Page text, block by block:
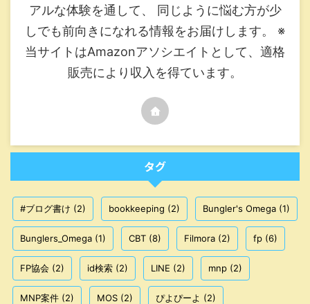
アルな体験を通して、 同じように悩む方が少
しでも前向きになれる情報をお届けします。 ※
当サイトはAmazonアソシエイトとして、適格
販売により収入を得ています。
タグ
#ブログ書け (2) bookkeeping (2) Bungler's Omega (1)
Bunglers_Omega (1) CBT (8) Filmora (2) fp (6)
FP協会 (2) id検索 (2) LINE (2) mnp (2)
MNP案件 (2) MOS (2) ぴよぴーよ (2)